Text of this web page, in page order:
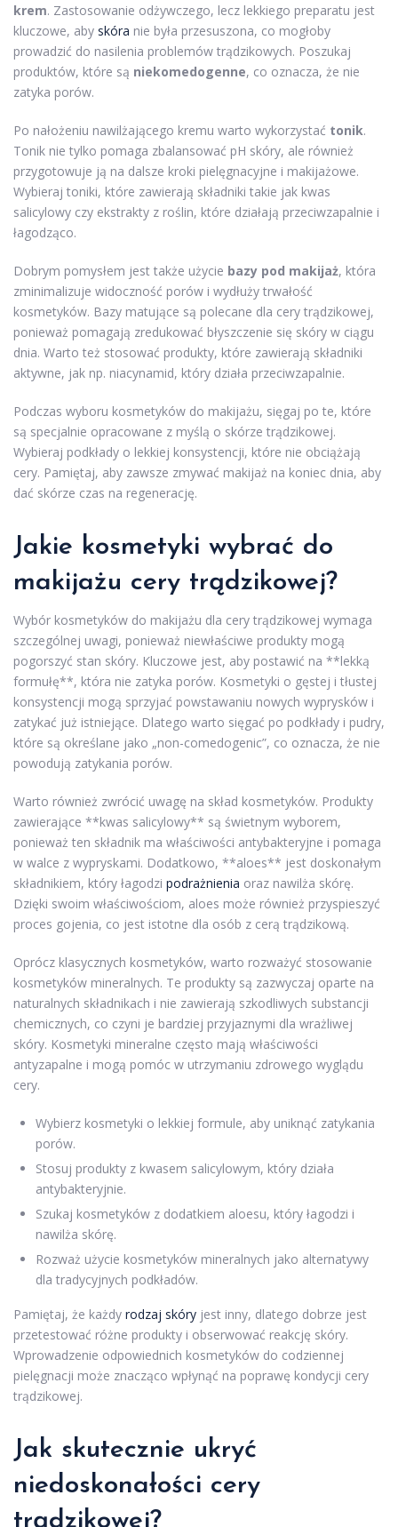
krem. Zastosowanie odżywczego, lecz lekkiego preparatu jest
kluczowe, aby skóra nie była przesuszona, co mogłoby
prowadzić do nasilenia problemów trądzikowych. Poszukaj
produktów, które są niekomedogenne, co oznacza, że nie
zatyka porów.
Po nałożeniu nawilżającego kremu warto wykorzystać tonik.
Tonik nie tylko pomaga zbalansować pH skóry, ale również
przygotowuje ją na dalsze kroki pielęgnacyjne i makijażowe.
Wybieraj toniki, które zawierają składniki takie jak kwas
salicylowy czy ekstrakty z roślin, które działają przeciwzapalnie i
łagodząco.
Dobrym pomysłem jest także użycie bazy pod makijaż, która
zminimalizuje widoczność porów i wydłuży trwałość
kosmetyków. Bazy matujące są polecane dla cery trądzikowej,
ponieważ pomagają zredukować błyszczenie się skóry w ciągu
dnia. Warto też stosować produkty, które zawierają składniki
aktywne, jak np. niacynamid, który działa przeciwzapalnie.
Podczas wyboru kosmetyków do makijażu, sięgaj po te, które
są specjalnie opracowane z myślą o skórze trądzikowej.
Wybieraj podkłady o lekkiej konsystencji, które nie obciążają
cery. Pamiętaj, aby zawsze zmywać makijaż na koniec dnia, aby
dać skórze czas na regenerację.
Jakie kosmetyki wybrać do
makijażu cery trądzikowej?
Wybór kosmetyków do makijażu dla cery trądzikowej wymaga
szczególnej uwagi, ponieważ niewłaściwe produkty mogą
pogorszyć stan skóry. Kluczowe jest, aby postawić na **lekką
formułę**, która nie zatyka porów. Kosmetyki o gęstej i tłustej
konsystencji mogą sprzyjać powstawaniu nowych wyprysków i
zatykać już istniejące. Dlatego warto sięgać po podkłady i pudry,
które są określane jako „non-comedogenic”, co oznacza, że nie
powodują zatykania porów.
Warto również zwrócić uwagę na skład kosmetyków. Produkty
zawierające **kwas salicylowy** są świetnym wyborem,
ponieważ ten składnik ma właściwości antybakteryjne i pomaga
w walce z wypryskami. Dodatkowo, **aloes** jest doskonałym
składnikiem, który łagodzi podrażnienia oraz nawilża skórę.
Dzięki swoim właściwościom, aloes może również przyspieszyć
proces gojenia, co jest istotne dla osób z cerą trądzikową.
Oprócz klasycznych kosmetyków, warto rozważyć stosowanie
kosmetyków mineralnych. Te produkty są zazwyczaj oparte na
naturalnych składnikach i nie zawierają szkodliwych substancji
chemicznych, co czyni je bardziej przyjaznymi dla wrażliwej
skóry. Kosmetyki mineralne często mają właściwości
antyzapalne i mogą pomóc w utrzymaniu zdrowego wyglądu
cery.
Wybierz kosmetyki o lekkiej formule, aby uniknąć zatykania
porów.
Stosuj produkty z kwasem salicylowym, który działa
antybakteryjnie.
Szukaj kosmetyków z dodatkiem aloesu, który łagodzi i
nawilża skórę.
Rozważ użycie kosmetyków mineralnych jako alternatywy
dla tradycyjnych podkładów.
Pamiętaj, że każdy rodzaj skóry jest inny, dlatego dobrze jest
przetestować różne produkty i obserwować reakcję skóry.
Wprowadzenie odpowiednich kosmetyków do codziennej
pielęgnacji może znacząco wpłynąć na poprawę kondycji cery
trądzikowej.
Jak skutecznie ukryć
niedoskonałości cery
trądzikowej?